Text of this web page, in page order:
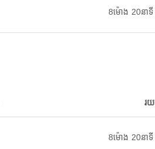
8ម៉ោង 20នាទី
រ
8ម៉ោង 20នាទី